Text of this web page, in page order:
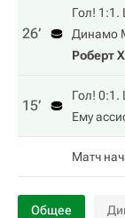
26‎’‎
Гол! 1:1.
Динамо
Роберт
15‎’‎
Гол! 0:1.
Ему
Матч
Общее